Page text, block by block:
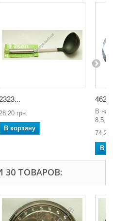
2323...
грн.
В корзину
4622
В
8,5,
74,26
В
30 ТОВАРОВ: